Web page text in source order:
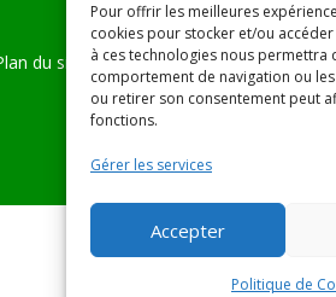
Pour offrir les meilleures
cookies pour stocker et/ou
à ces technologies nous
comportement de navigation ou
ou retirer son consentement peut
fonctions.
Gérer les services
Accepter
Politique de
du site – Mentions Légales